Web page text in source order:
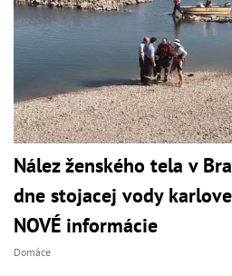
Nález ženského tela v
dne stojacej vody
NOVÉ informácie
Domáce